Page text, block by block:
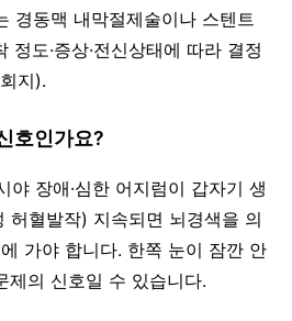
경동맥 내막절제술이나 스텐트
정도·증상·전신상태에 따라 결정
지).
호인가요?
야 장애·심한 어지럼이 갑자기 생
허혈발작) 지속되면 뇌경색을 의
가야 합니다. 한쪽 눈이 잠깐 안
제의 신호일 수 있습니다.